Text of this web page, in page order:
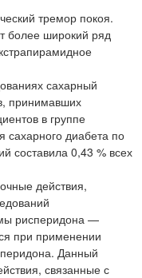
тремор покоя.
более широкий ряд
сахарный
принимавших
в группе
сахарного диабета по
составила 0,43 % всех
действия,
рисперидона —
при применении
Данный
связанные с